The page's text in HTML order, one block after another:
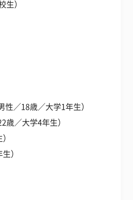
生）
性／18歳／大学1年生）
歳／大学4年生）
）